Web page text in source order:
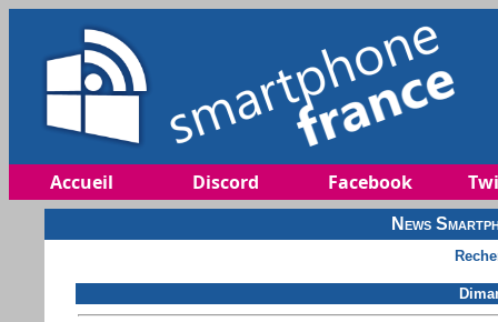
Accueil Discord Facebook
News